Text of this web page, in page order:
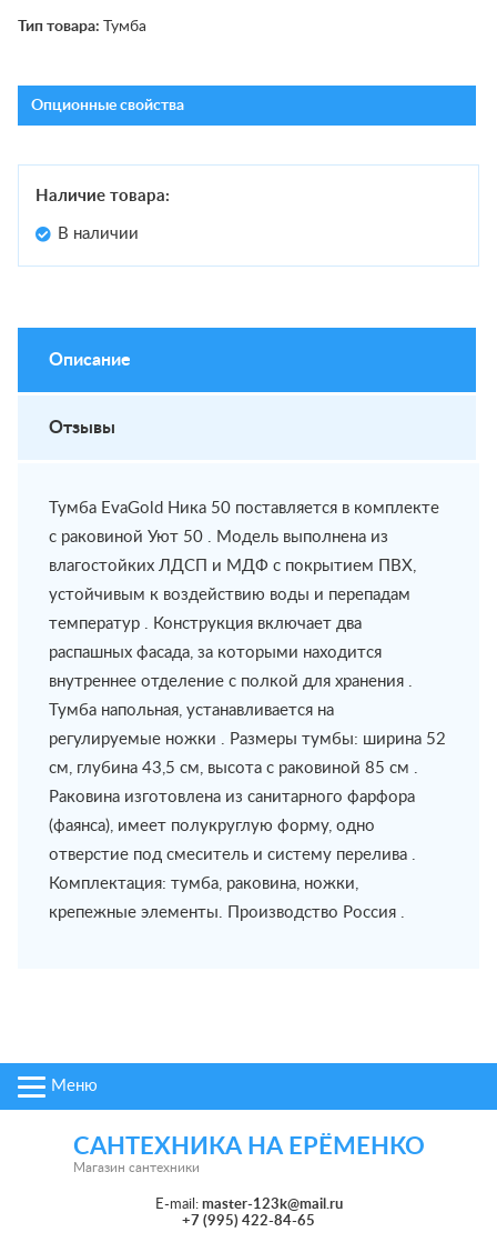
Тип товара: Тумба
Опционные свойства
Наличие товара:
В наличии
Описание
Отзывы
Тумба EvaGold Ника 50 поставляется в комплекте
с раковиной Уют 50 . Модель выполнена из
влагостойких ЛДСП и МДФ с покрытием ПВХ,
устойчивым к воздействию воды и перепадам
температур . Конструкция включает два
распашных фасада, за которыми находится
внутреннее отделение с полкой для хранения .
Тумба напольная, устанавливается на
регулируемые ножки . Размеры тумбы: ширина 52
см, глубина 43,5 см, высота с раковиной 85 см .
Раковина изготовлена из санитарного фарфора
(фаянса), имеет полукруглую форму, одно
отверстие под смеситель и систему перелива .
Комплектация: тумба, раковина, ножки,
крепежные элементы. Производство Россия .
Меню
САНТЕХНИКА НА ЕРЁМЕНКО
Магазин сантехники
E-mail: master-123k@mail.ru
+7 (995) 422-84-65